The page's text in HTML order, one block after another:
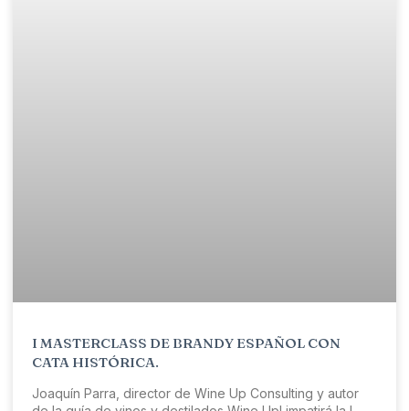
I MASTERCLASS DE BRANDY ESPAÑOL CON
CATA HISTÓRICA.
Joaquín Parra, director de Wine Up Consulting y autor